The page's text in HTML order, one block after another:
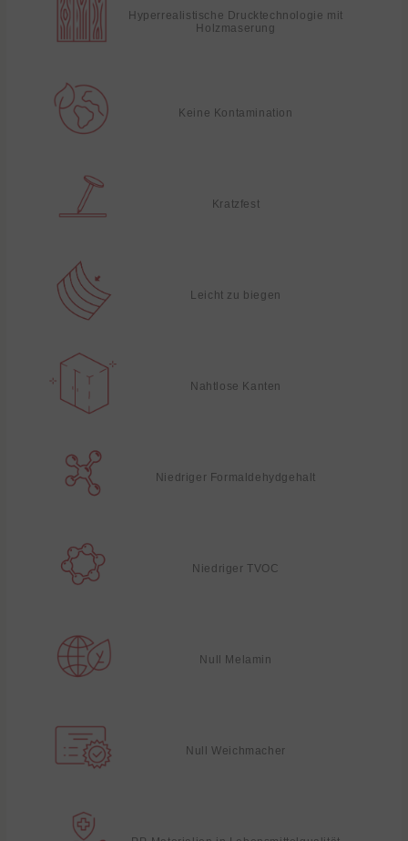
Hyperrealistische Drucktechnologie mit
Holzmaserung
Keine Kontamination
Kratzfest
Leicht zu biegen
Nahtlose Kanten
Niedriger Formaldehydgehalt
Niedriger TVOC
Null Melamin
Null Weichmacher